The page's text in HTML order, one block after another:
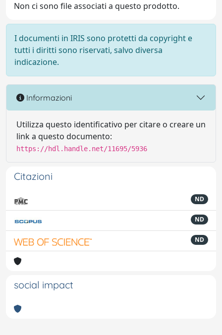
Non ci sono file associati a questo prodotto.
I documenti in IRIS sono protetti da copyright e
tutti i diritti sono riservati, salvo diversa
indicazione.
Informazioni
Utilizza questo identificativo per citare o creare un
link a questo documento:
https://hdl.handle.net/11695/5936
Citazioni
ND
ND
ND
social impact